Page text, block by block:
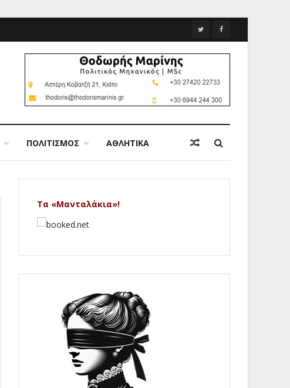
ΠΟΛΙΤΙΣΜΟΣ ΑΘΛΗΤΙΚΑ
Τα «Μανταλάκια»!